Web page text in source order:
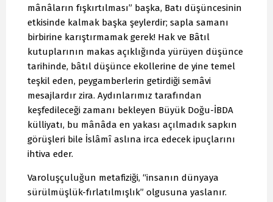
mânâların fışkırtılması” başka, Batı düşüncesinin
etkisinde kalmak başka şeylerdir; sapla samanı
birbirine karıştırmamak gerek! Hak ve Bâtıl
kutuplarının makas açıklığında yürüyen düşünce
tarihinde, bâtıl düşünce ekollerine de yine temel
teşkil eden, peygamberlerin getirdiği semâvi
mesajlardır zira. Aydınlarımız tarafından
keşfedileceği zamanı bekleyen Büyük Doğu-İBDA
külliyatı, bu mânâda en yakası açılmadık sapkın
görüşleri bile İslâmî aslına irca edecek ipuçlarını
ihtiva eder.
Varoluşçuluğun metafiziği, “insanın dünyaya
sürülmüşlük-fırlatılmışlık” olgusuna yaslanır.